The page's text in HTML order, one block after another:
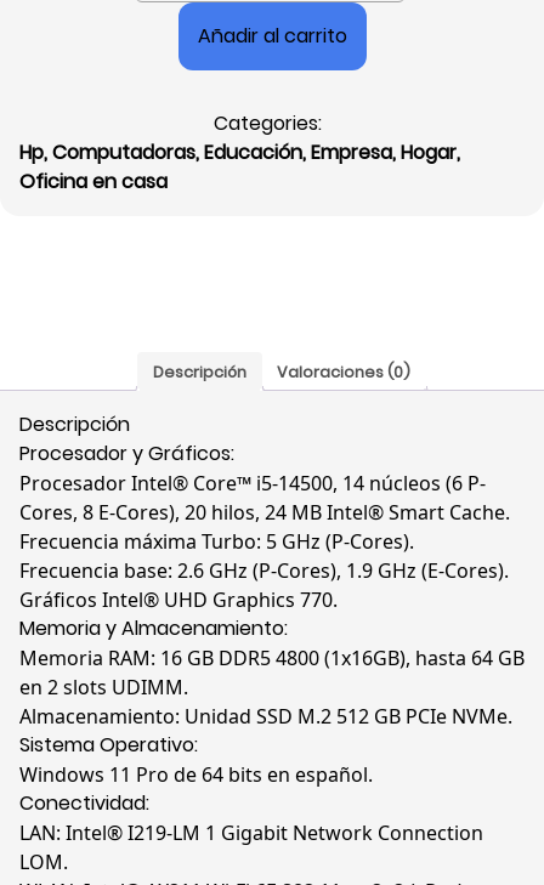
i5-
14500,
Pro,
A03G9LA#ABM
Añadir al carrito
Categories:
Hp,Computadoras,Educación,Empresa,Hogar,
Oficina en casa
Descripción Valoraciones (0)
Descripción
Procesador y Gráficos:
Procesador Intel® Core™ i5-14500, 14 núcleos (6 P-
Cores, 8 E-Cores), 20 hilos, 24 MB Intel® Smart Cache.
Frecuencia máxima Turbo: 5 GHz (P-Cores).
Frecuencia base: 2.6 GHz (P-Cores), 1.9 GHz (E-Cores).
Gráficos Intel® UHD Graphics 770.
Memoria y Almacenamiento:
Memoria RAM: 16 GB DDR5 4800 (1x16GB), hasta 64 GB
en 2 slots UDIMM.
Almacenamiento: Unidad SSD M.2 512 GB PCIe NVMe.
Sistema Operativo:
Windows 11 Pro de 64 bits en español.
Conectividad:
LAN: Intel® I219-LM 1 Gigabit Network Connection
LOM.